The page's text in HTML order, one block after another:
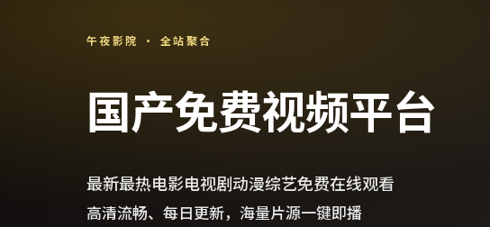
午夜影院 · 全站聚合
国产免费视频平台
最新最热电影电视剧动漫综艺免费在线观看
高清流畅、每日更新，海量片源一键即播